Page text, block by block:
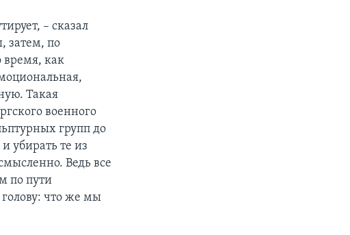
– сказал
затем, по
время, как
Такая
военного
групп до
убирать те из
Ведь все
по пути
голову: что же мы